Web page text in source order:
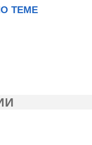
ТЕМЕ